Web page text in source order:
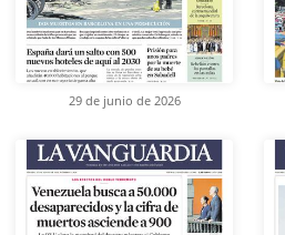
29 de junio de 2026